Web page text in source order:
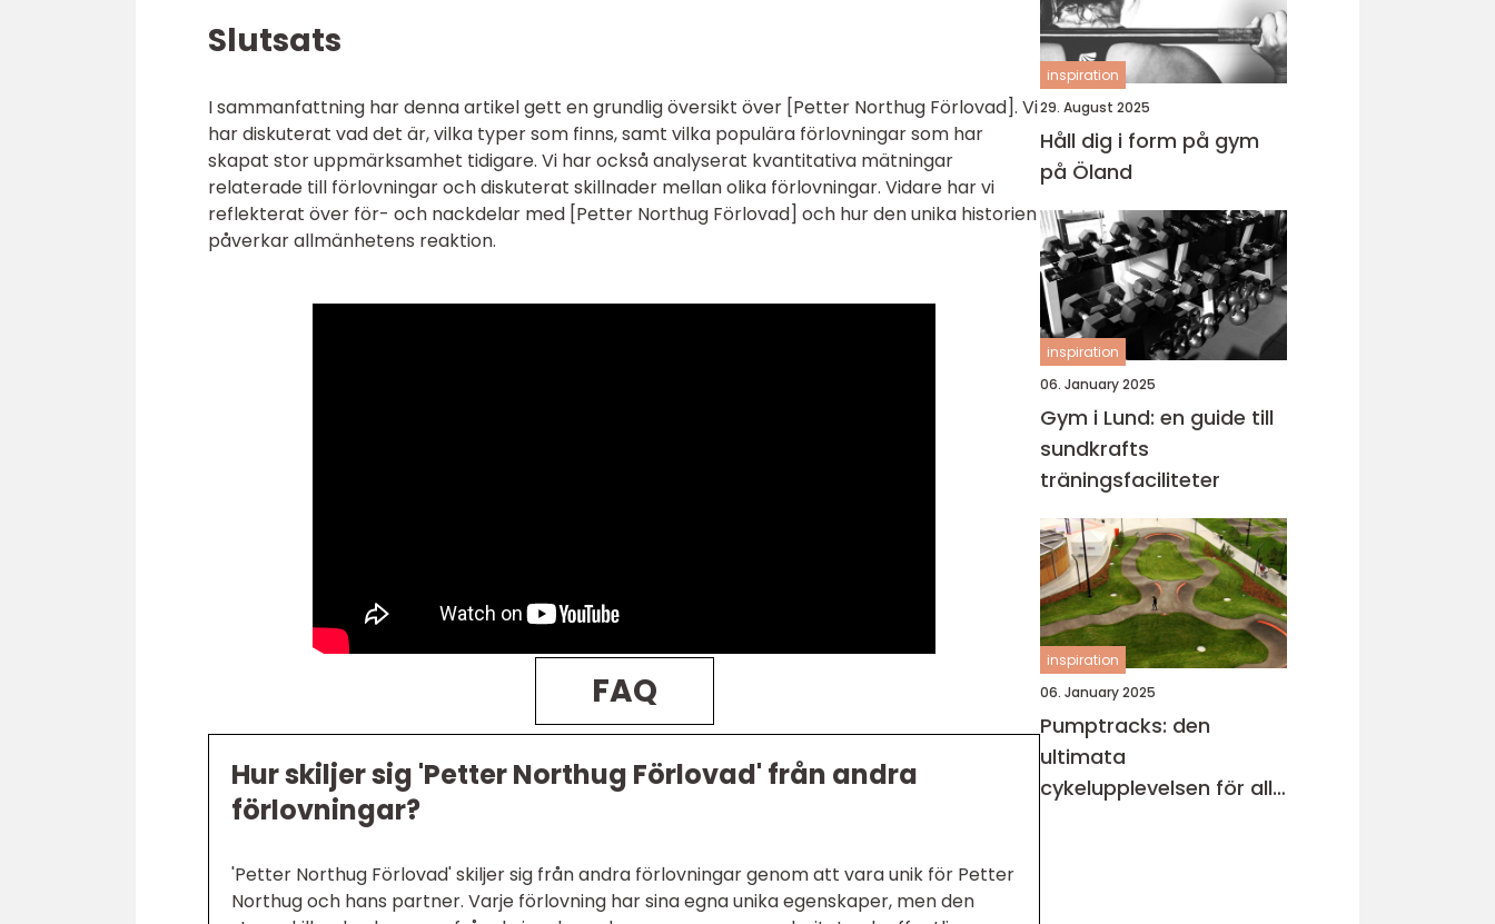
Slutsats
I sammanfattning har denna artikel gett en grundlig översikt över [Petter Northug Förlovad]. Vi
har diskuterat vad det är, vilka typer som finns, samt vilka populära förlovningar som har
skapat stor uppmärksamhet tidigare. Vi har också analyserat kvantitativa mätningar
relaterade till förlovningar och diskuterat skillnader mellan olika förlovningar. Vidare har vi
reflekterat över för- och nackdelar med [Petter Northug Förlovad] och hur den unika historien
påverkar allmänhetens reaktion.
FAQ
Hur skiljer sig 'Petter Northug Förlovad' från andra
förlovningar?
'Petter Northug Förlovad' skiljer sig från andra förlovningar genom att vara unik för Petter
Northug och hans partner. Varje förlovning har sina egna unika egenskaper, men den
inspiration
29. August 2025
Håll dig i form på gym
på Öland
inspiration
06. January 2025
Gym i Lund: en guide till
sundkrafts
träningsfaciliteter
inspiration
06. January 2025
Pumptracks: den
ultimata
cykelupplevelsen för alla